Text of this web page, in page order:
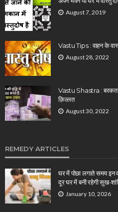
August 7, 2019
Vastu Tips : वाहन के
August 28, 2022
Vastu Shastra : बरकत के
क़िल्लत
August 30, 2022
REMEDY ARTICLES
घर में पोछा लगाते समय इन
दूर घर में बनी रहेगी सुख-
January 10, 2026